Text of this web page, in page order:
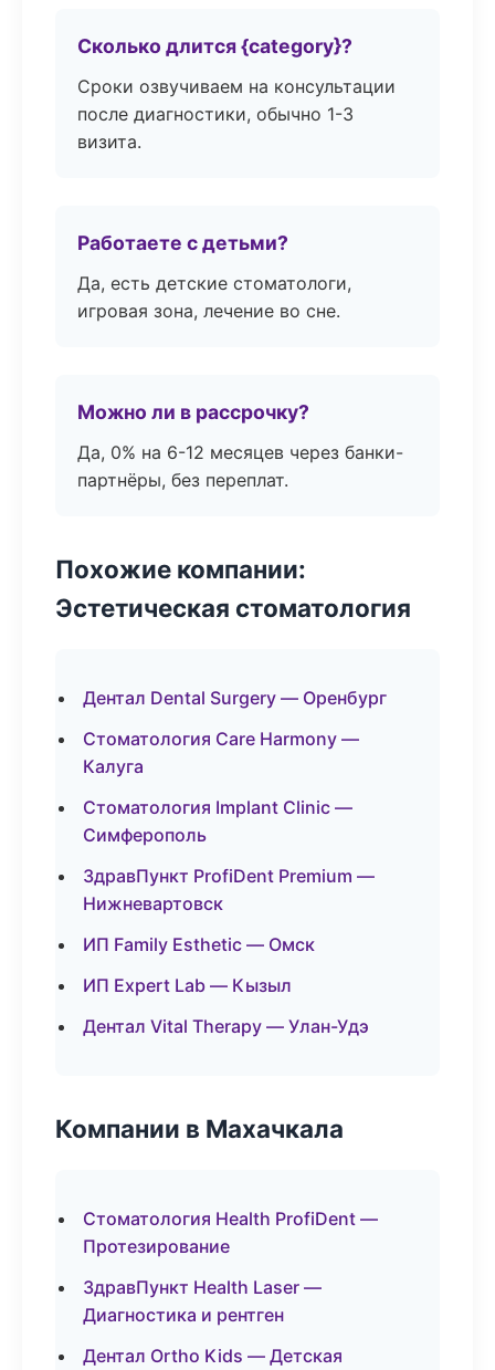
Сколько длится {category}?
Сроки озвучиваем на консультации
после диагностики, обычно 1-3
визита.
Работаете с детьми?
Да, есть детские стоматологи,
игровая зона, лечение во сне.
Можно ли в рассрочку?
Да, 0% на 6-12 месяцев через банки-
партнёры, без переплат.
Похожие компании:
Эстетическая стоматология
Дентал Dental Surgery — Оренбург
Стоматология Care Harmony —
Калуга
Стоматология Implant Clinic —
Симферополь
ЗдравПункт ProfiDent Premium —
Нижневартовск
ИП Family Esthetic — Омск
ИП Expert Lab — Кызыл
Дентал Vital Therapy — Улан-Удэ
Компании в Махачкала
Стоматология Health ProfiDent —
Протезирование
ЗдравПункт Health Laser —
Диагностика и рентген
Дентал Ortho Kids — Детская